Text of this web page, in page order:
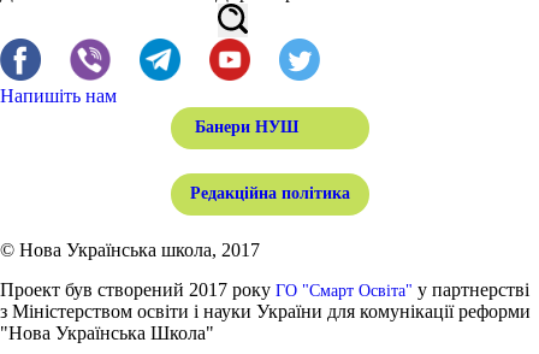
Напишіть нам
Банери НУШ
Редакційна політика
© Нова Українська школа, 2017
Проект був створений 2017 року ГО "Смарт Освіта" у партнерстві
з Міністерством освіти і науки України для комунікації реформи
"Нова Українська Школа"